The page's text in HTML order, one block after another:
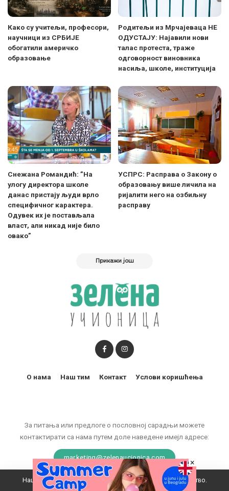
Како су учитељи, професори,
научници из СРБИЈЕ
обогатили америчко
образовање
Родитељи из Мрчајеваца НЕ
ОДУСТАЈУ: Најавили нови
талас протеста, траже
одговорност виновника
насиља, школе, институција
Снежана Романдић: ”На
улогу директора школе
данас пристају људи врло
специфичног карактера.
Одувек их је постављала
власт, али никад није било
овако”
УСПРС: Расправа о Закону о
образовању више личила на
ријалити него на озбиљну
расправу
Прикажи још
За питања или предлоге о пословној сарадњи можете
контактирати са нама путем доле наведене имејл адресе:
marketing@zelenaucionica.com
О нама Наш тим Контакт Услови коришћења
Наш вебсајт користи колачиће да побољша ваше искуство.
×